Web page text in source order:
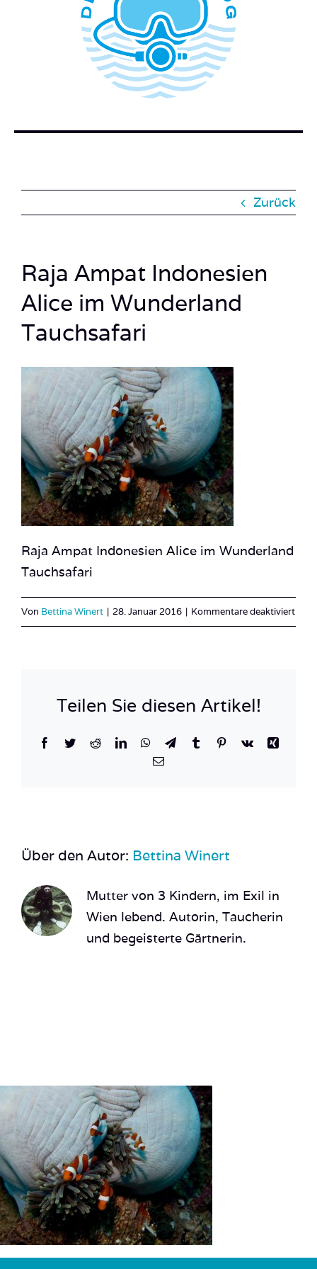
WER STECKT HINTER DEM TAUCHERBLOG?
BUCH BESTELLEN
Zurück
Raja Ampat Indonesien
Alice im Wunderland
Tauchsafari
Raja Ampat Indonesien Alice im Wunderland
Tauchsafari
Von Bettina Winert | 28. Januar 2016 | Kommentare deaktiviertfür
Teilen Sie diesen Artikel!
Facebook
TwitterRedditLinkedInWhatsApp
TelegramTumblrPinterest
Vk
Xing
E-
Über den Autor: Bettina Winert
Mutter von 3 Kindern, im Exil in
Wien lebend. Autorin, Taucherin
und begeisterte Gärtnerin.